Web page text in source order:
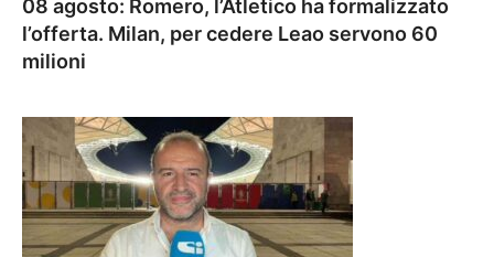
08 agosto: Romero, l’Atletico ha formalizzato
l’offerta. Milan, per cedere Leao servono 60
milioni